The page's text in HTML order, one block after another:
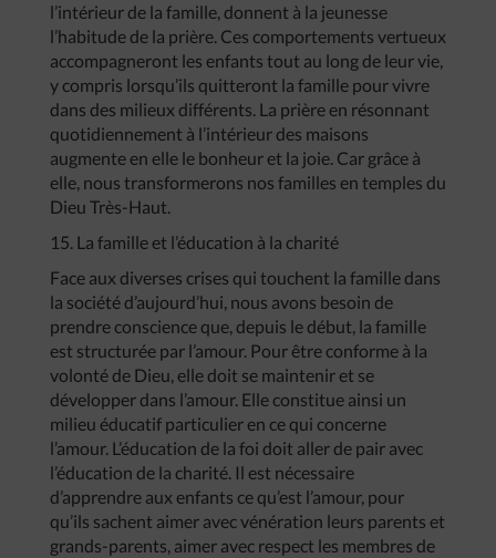
l’intérieur de la famille, donnent à la jeunesse
l’habitude de la prière. Ces comportements vertueux
accompagneront les enfants tout au long de leur vie,
y compris lorsqu’ils quitteront la famille pour vivre
dans des milieux différents. La prière en résonnant
quotidiennement à l’intérieur des maisons
augmente en elle le bonheur et la joie. Car grâce à
elle, nous transformerons nos familles en temples du
Dieu Très-Haut.
15. La famille et l’éducation à la charité
Face aux diverses crises qui touchent la famille dans
la société d’aujourd’hui, nous avons besoin de
prendre conscience que, depuis le début, la famille
est structurée par l’amour. Pour être conforme à la
volonté de Dieu, elle doit se maintenir et se
développer dans l’amour. Elle constitue ainsi un
milieu éducatif particulier en ce qui concerne
l’amour. L’éducation de la foi doit aller de pair avec
l’éducation de la charité. Il est nécessaire
d’apprendre aux enfants ce qu’est l’amour, pour
qu’ils sachent aimer avec vénération leurs parents et
grands-parents, aimer avec respect les membres de